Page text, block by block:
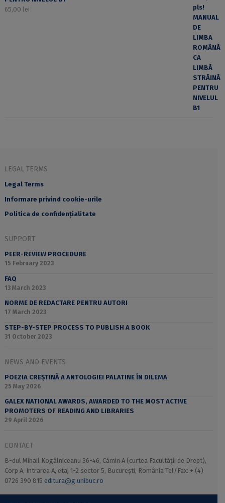
65,00 lei
LEGAL TERMS
Legal Terms
Informare privind cookie-urile
Politica de confidențialitate
SUPPORT
PEER-REVIEW PROCEDURE
15 February 2023
FAQ
13 March 2023
NORME DE REDACTARE PENTRU AUTORI
17 March 2023
STEP-BY-STEP PROCESS TO PUBLISH A BOOK
31 October 2023
NEWS AND EVENTS
POEZIA CREȘTINĂ A ANTOLOGIEI PALATINE ÎN DILEMA
25 May 2026
GALEX NATIONAL AWARDS, AWARDED TO THE MOST ACTIVE
PROMOTERS OF READING AND LIBRARIES
29 April 2026
CONTACT
B-dul Mihail Kogălniceanu 36-46, Cămin A (curtea Facultății de Drept),
Corp A, Intrarea A, etaj 1-2 sector 5, București, România Tel/Fax: + (4)
0726 390 815 editura@g.unibuc.ro